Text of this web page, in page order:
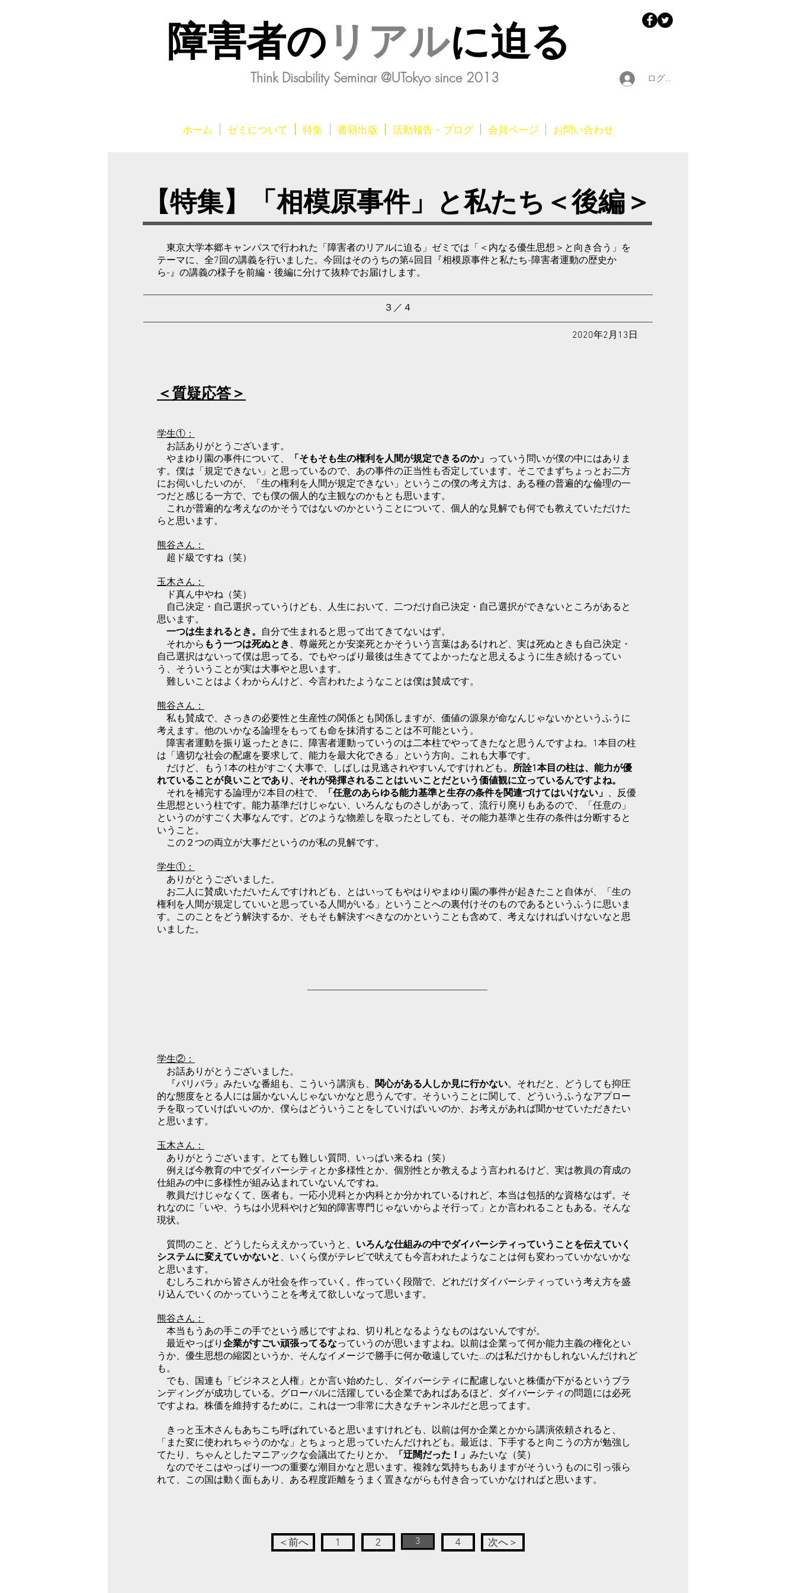
障害者の リアルに迫る
Think Disability Seminar @UTokyo since 2013 ログイン
ホーム ゼミについて 特集 書籍出版 活動報告・ブログ 会員ページ お問い合わせ
​【特集】「相模原事件」と私たち＜後編＞
東京大学本郷キャンパスで行われた「障害者のリアルに迫る」ゼミでは「＜内なる優生思想＞と向き合う」を
テーマに、全7回の講義を行いました。今回はそのうちの第4回目『相模原事件と私たち-障害者運動の歴史か
ら-』の講義の様子を前編・後編に分けて抜粋でお届けします。
​３／４
2020年2月13日
＜質疑応答＞
学生①：
お話ありがとうございます。
やまゆり園の事件について、
「そもそも生の権利を人間が規定できるのか」 っていう問いが僕の中にはありま
す。僕は「規定できない」と思っているので、あの事件の正当性も否定しています。そこでまずちょっとお二方
にお伺いしたいのが、「生の権利を人間が規定できない」というこの僕の考え方は、ある種の普遍的な倫理の一
つだと感じる一方で、でも僕の個人的な主観なのかもとも思います。
これが普遍的な考えなのかそうではないのかということについて、個人的な見解でも何でも教えていただけた
らと思います。
熊谷さん：
超ド級ですね（笑）
玉木さん：
ド真ん中やね（笑）
自己決定・自己選択っていうけども、人生において、二つだけ自己決定・自己選択ができないところがあると
思います。
一つは生まれるとき。 自分で生まれると思って出てきてないはず。
それから もう一つは死ぬとき 、尊厳死とか安楽死とかそういう言葉はあるけれど、実は死ぬときも自己決定・
自己選択はないって僕は思ってる。でもやっぱり最後は生きててよかったなと思えるように生き続けるってい
う、そういうことが実は大事やと思います。
難しいことはよくわからんけど、今言われたようなことは僕は賛成です。
熊谷さん：
私も賛成で、さっきの必要性と生産性の関係とも関係しますが、価値の源泉が命なんじゃないかというふうに
考えます。他のいかなる論理をもっても命を抹消することは不可能という。
障害者運動を振り返ったときに、障害者運動っていうのは二本柱でやってきたなと思うんですよね。1本目の柱
は「適切な社会の配慮を要求して、能力を最大化できる」という方向。これも大事です。
だけど、もう1本の柱がすごく大事で、しばしは見逃されやすいんですけれども。 所詮1本目の柱は、能力が優
れていることが良いことであり、それが発揮されることはいいことだという価値観に立っているんですよね。
それを補完する論理が2本目の柱で、
「任意のあらゆる能力基準と生存の条件を関連づけてはいけない」 、反優
生思想という柱です。能力基準だけじゃない、いろんなものさしがあって、流行り廃りもあるので、「任意の」
というのがすごく大事なんです。どのような物差しを取ったとしても、その能力基準と生存の条件は分断すると
いうこと。
この２つの両立が大事だというのが私の見解です。
学生①：
ありがとうございました。
お二人に賛成いただいたんですけれども、とはいってもやはりやまゆり園の事件が起きたこと自体が、「生の
権利を人間が規定していいと思っている人間がいる」ということへの裏付けそのものであるというふうに思いま
す。このことをどう解決するか、そもそも解決すべきなのかということも含めて、考えなければいけないなと思
いました。
学生②：
お話ありがとうございました。
『バリバラ』みたいな番組も、こういう講演も、 関心がある人しか見に行かない。それだと、どうしても抑圧
的な態度をとる人には届かないんじゃないかなと思うんです。そういうことに関して、どういうふうなアプロー
チを取っていけばいいのか、僕らはどういうことをしていけばいいのか、お考えがあれば聞かせていただきたい
と思います。
玉木さん：
ありがとうございます。とても難しい質問、いっぱい来るね（笑）
例えば今教育の中でダイバーシティとか多様性とか、個別性とか教えるよう言われるけど、実は教員の育成の
仕組みの中に多様性が組み込まれていないんですね。
教員だけじゃなくて、医者も。一応小児科とか内科とか分かれているけれど、本当は包括的な資格なはず。そ
れなのに「いや、うちは小児科やけど知的障害専門じゃないからよそ行って」とか言われることもある。そんな
現状。
質問のこと、どうしたらええかっていうと、 いろんな仕組みの中でダイバーシティっていうことを伝えていく
システムに変えていかないと 、いくら僕がテレビで吠えても今言われたようなことは何も変わっていかないかな
と思います。
むしろこれから皆さんが社会を作っていく。作っていく段階で、どれだけダイバーシティっていう考え方を盛
り込んでいくのかっていうことを考えて欲しいなって思います。
熊谷さん：
本当もうあの手この手でという感じですよね、切り札となるようなものはないんですが。
最近やっぱり 企業がすごい頑張ってるなっていうのが思いますよね。以前は企業って何か能力主義の権化とい
うか、優生思想の縮図というか、そんなイメージで勝手に何か敬遠していた…のは私だけかもしれないんだけれど
も。
でも、国連も「ビジネスと人権」とか言い始めたし、ダイバーシティに配慮しないと株価が下がるというブラ
ンディングが成功している。グローバルに活躍している企業であればあるほど、ダイバーシティの問題には必死
ですよね。株価を維持するために。これは一つ非常に大きなチャンネルだと思ってます。
きっと玉木さんもあちこち呼ばれていると思いますけれども、以前は何か企業とかから講演依頼されると、
「また変に使われちゃうのかな」とちょっと思っていたんだけれども。最近は、下手すると向こうの方が勉強し
てたり、ちゃんとしたマニアックな会議出てたりとか。
「迂闊だった！」 みたいな（笑）
なのでそこはやっぱり一つの重要な潮目かなと思います。複雑な気持ちもありますがそういうものに引っ張ら
れて、この国は動く面もあり、ある程度距離をうまく置きながらも付き合っていかなければと思います。
＜前へ 1 2 3 4 次へ＞